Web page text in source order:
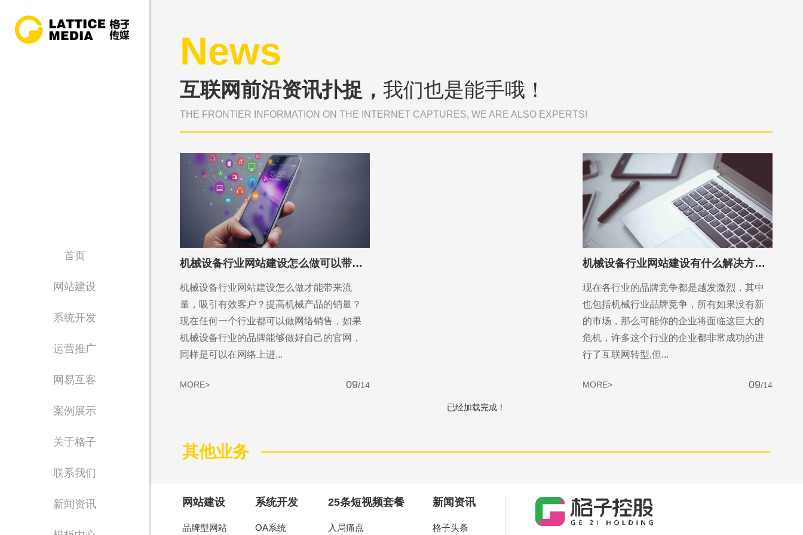
首页
网站建设
系统开发
运营推广
网易互客
案例展示
关于格子
联系我们
新闻资讯
News
互联网前沿资讯扑捉，我们也是能手哦！
THE FRONTIER INFORMATION ON THE INTERNET CAPTURES, WE ARE ALSO EXPERTS!
机械设备行业网站建设怎么做可以带来有效客户？
机械设备行业网站建设怎么做才能带来流
量，吸引有效客户？提高机械产品的销量？
现在任何一个行业都可以做网络销售，如果
机械设备行业的品牌能够做好自己的官网，
同样是可以在网络上进...
MORE> 09/14
机械设备行业网站建设有什么解决方案？
现在各行业的品牌竞争都是越发激烈，其中
也包括机械行业品牌竞争，所有如果没有新
的市场，那么可能你的企业将面临这巨大的
危机，许多这个行业的企业都非常成功的进
行了互联网转型,但...
MORE> 09/14
已经加载完成！
其他业务
网站建设
品牌型网站
系统开发
OA系统
25条短视频套餐
入局痛点
新闻资讯
格子头条
专注东莞网站设计制作，为中小企业打造高端营销型网站。